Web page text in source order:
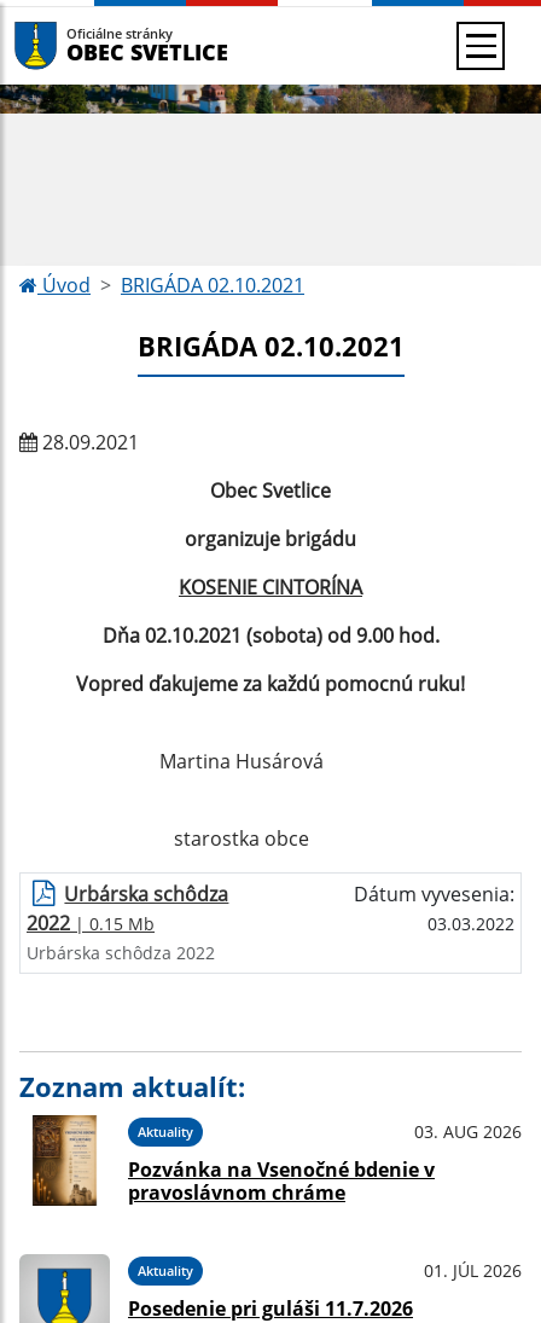
Oficiálne stránky
OBEC SVETLICE
Úvod BRIGÁDA 02.10.2021
BRIGÁDA 02.10.2021
28.09.2021
Obec Svetlice
organizuje brigádu
KOSENIE CINTORÍNA
Dňa 02.10.2021 (sobota) od 9.00 hod.
Vopred ďakujeme za každú pomocnú ruku!
Martina Husárová
starostka obce
Urbárska schôdza
2022 | 0.15 Mb
Dátum vyvesenia:
03.03.2022
Urbárska schôdza 2022
Zoznam aktualít:
Aktuality 03. AUG 2026
Pozvánka na Vsenočné bdenie v
pravoslávnom chráme
Aktuality 01. JÚL 2026
Posedenie pri guláši 11.7.2026